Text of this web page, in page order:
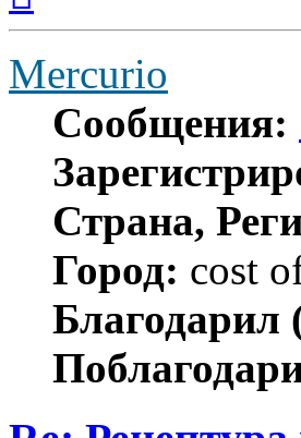
началу
Mercurio
Сообщения:
Страна,
Город: cost
Благодарил